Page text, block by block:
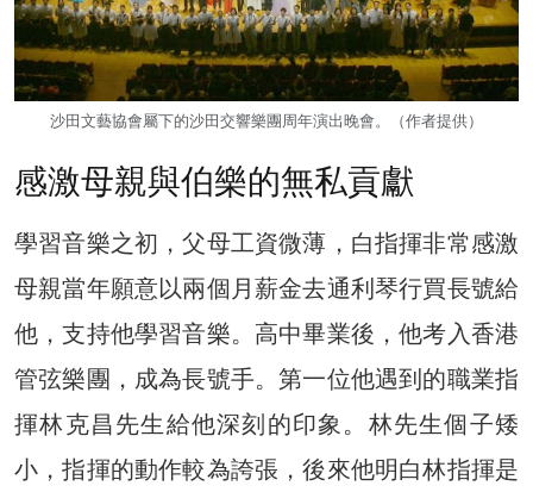
沙田文藝協會屬下的沙田交響樂團周年演出晚會。（作者提供）
感激母親與伯樂的無私貢獻
學習音樂之初，父母工資微薄，白指揮非常感激
母親當年願意以兩個月薪金去通利琴行買長號給
他，支持他學習音樂。高中畢業後，他考入香港
管弦樂團，成為長號手。第一位他遇到的職業指
揮林克昌先生給他深刻的印象。林先生個子矮
小，指揮的動作較為誇張，後來他明白林指揮是